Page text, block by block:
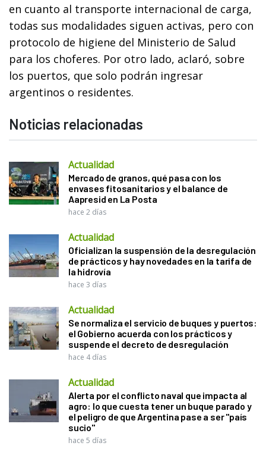
en cuanto al transporte internacional de carga,
todas sus modalidades siguen activas, pero con
protocolo de higiene del Ministerio de Salud
para los choferes. Por otro lado, aclaró, sobre
los puertos, que solo podrán ingresar
argentinos o residentes.
Noticias relacionadas
Actualidad
Mercado de granos, qué pasa con los
envases fitosanitarios y el balance de
Aapresid en La Posta
hace 2 días
Actualidad
Oficializan la suspensión de la desregulación
de prácticos y hay novedades en la tarifa de
la hidrovía
hace 3 días
Actualidad
Se normaliza el servicio de buques y puertos:
el Gobierno acuerda con los prácticos y
suspende el decreto de desregulación
hace 4 días
Actualidad
Alerta por el conflicto naval que impacta al
agro: lo que cuesta tener un buque parado y
el peligro de que Argentina pase a ser "país
sucio"
hace 5 días